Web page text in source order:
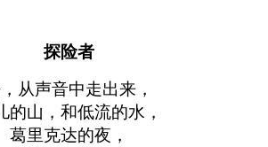
探险者
从声音中走出来，
的山，和低流的水，
葛里克达的夜，